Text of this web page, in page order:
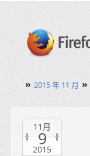
» 2015 年 11 月 »
11月
9
2015